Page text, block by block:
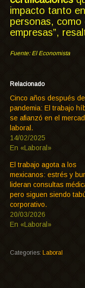
impacto tanto
personas, como
empresas”,
Fuente: El Economista
Relacionado
Cinco años después
pandemia: El trabajo
se afianzó en el
laboral.
14/02/2025
En «Laboral»
El trabajo agota a los
mexicanos: estrés y
lideran consultas
pero siguen siendo
corporativo.
20/03/2026
En «Laboral»
Categories: Laboral